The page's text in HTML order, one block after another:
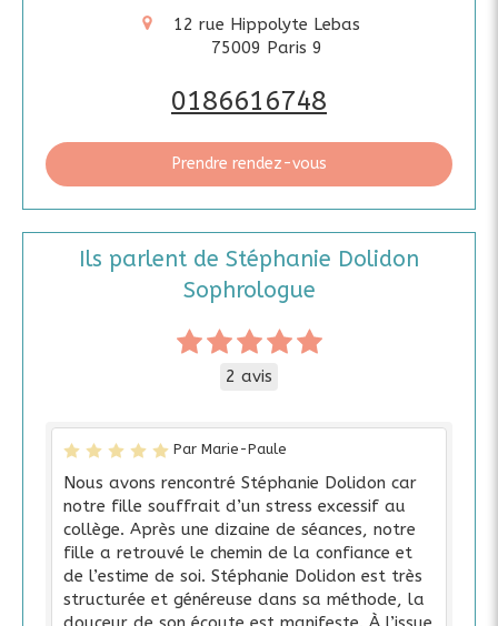
12 rue Hippolyte Lebas
75009 Paris 9
0186616748
Prendre rendez-vous
Ils parlent de Stéphanie Dolidon
Sophrologue
2 avis
Par Marie-Paule
Nous avons rencontré Stéphanie Dolidon car
notre fille souffrait d’un stress excessif au
collège. Après une dizaine de séances, notre
fille a retrouvé le chemin de la confiance et
de l’estime de soi. Stéphanie Dolidon est très
structurée et généreuse dans sa méthode, la